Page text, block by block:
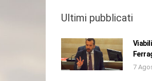
Ultimi pubblicati
7